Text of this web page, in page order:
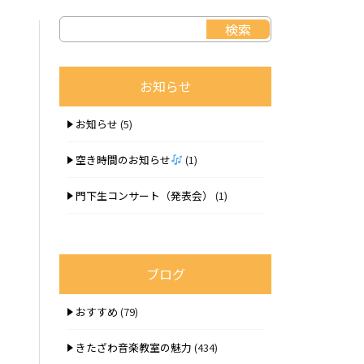
お知らせ
お知らせ (5)
空き時間のお知らせ (1)
門下生コンサート（発表会） (1)
ブログ
おすすめ (79)
きたざわ音楽教室の魅力 (434)